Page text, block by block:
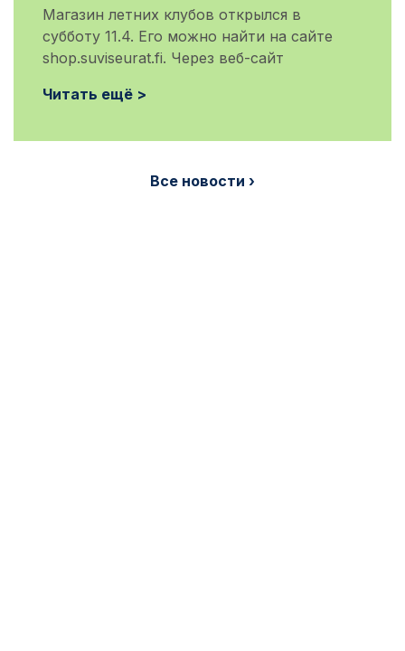
Магазин летних клубов открылся в
субботу 11.4. Его можно найти на сайте
shop.suviseurat.fi. Через веб-сайт
Читать ещё >
Все новости ›